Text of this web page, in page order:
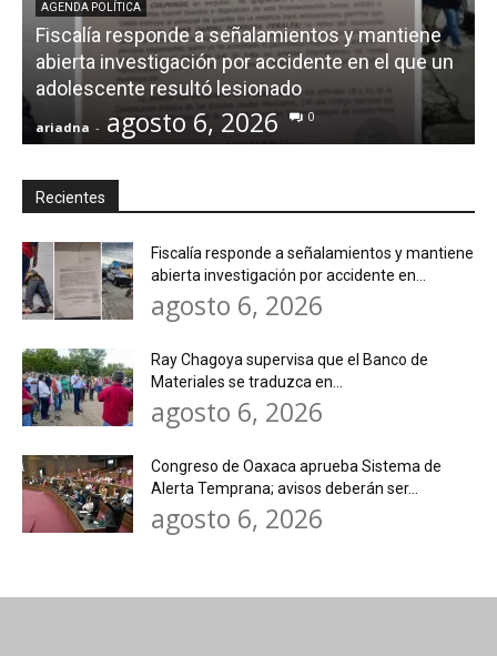
AGENDA POLÍTICA
Fiscalía responde a señalamientos y mantiene
abierta investigación por accidente en el que un
adolescente resultó lesionado
ariadna - agosto 6, 2026 0
Recientes
Fiscalía responde a señalamientos y mantiene
abierta investigación por accidente en...
agosto 6, 2026
Ray Chagoya supervisa que el Banco de
Materiales se traduzca en...
agosto 6, 2026
Congreso de Oaxaca aprueba Sistema de
Alerta Temprana; avisos deberán ser...
agosto 6, 2026